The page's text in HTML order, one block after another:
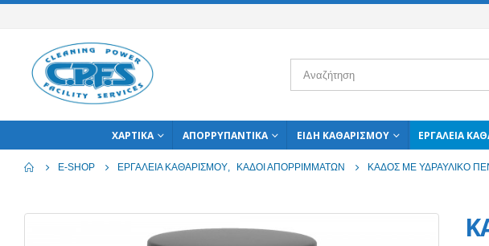
ΧΑΡΤΙΚΆ ΑΠΟΡΡΥΠΑΝΤΙΚΆ ΕΊΔΗ ΚΑΘΑΡΙΣΜΟΎ ΕΡΓΑΛΕΊΑ
E-SHOP ΕΡΓΑΛΕΊΑ ΚΑΘΑΡΙΣΜΟΎ, ΚΆΔΟΙ ΑΠΟΡΡΙΜΜΆΤΩΝ ΚΑΔΟΣ ΜΕ ΥΔΡΑΥΛΙΚΟ